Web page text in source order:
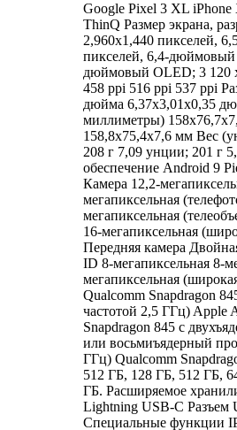
Google Pixel 3 XL
ThinQ Размер экрана,
2,960x1,440 пикселей,
пикселей, 6,4-
дюймовый OLED; 3 120
458 ppi 516 ppi 537 ppi
дюйма 6,37x3,01x0,35
миллиметры)
158,8x75,4x7,6 мм Вес
208 г 7,09 унции; 201 г
обеспечение Android 9
Камера 12,2-
мегапиксельная
мегапиксельная
16-мегапиксельная
Передняя камера
ID 8-мегапиксельная 8-
мегапиксельная
Qualcomm Snapdragon
частотой 2,5 ГГц) Apple
Snapdragon 845 с
или восьмиъядерный
ГГц) Qualcomm
512 ГБ, 128 ГБ, 512 ГБ,
ГБ. Расширяемое
Lightning USB-C Разъем
Специальные функции